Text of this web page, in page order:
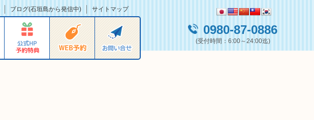
ブログ(石垣島から発信中) サイトマップ
0980-87-0886
(受付時間：6:00～24:00迄)